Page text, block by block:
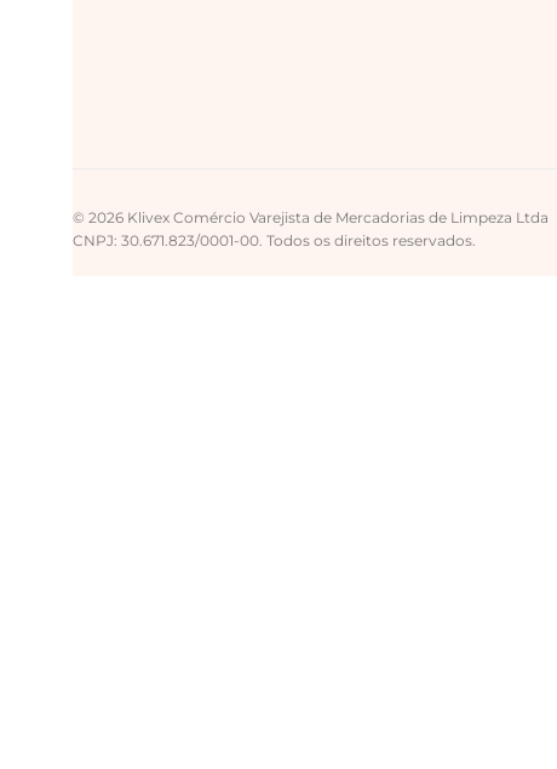
© 2026 Klivex Comércio Varejista de Mercadorias de Limpeza Ltda
CNPJ: 30.671.823/0001-00. Todos os direitos reservados.